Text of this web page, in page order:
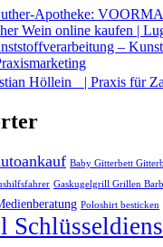
Apotheke:
Wein online kaufen |
–
Höllein | Praxis für
Baby Gitterbett
Gaskugelgrill Grillen
Poloshirt besticken